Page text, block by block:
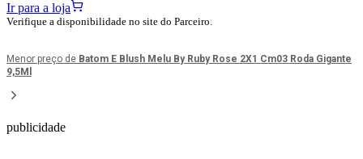
Ir para a loja
Verifique a disponibilidade no site do Parceiro.
Menor preço de Batom E Blush Melu By Ruby Rose 2X1 Cm03 Roda Gigante
9,5Ml
publicidade